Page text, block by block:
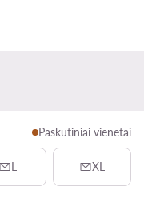
Paskutiniai vienetai
L XL